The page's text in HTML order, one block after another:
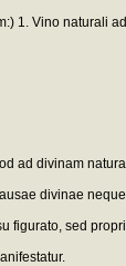
Vino naturali
ad divinam
divinae
sed